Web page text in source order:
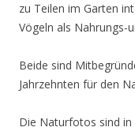
zu Teilen im Garten
Vögeln als Nahrungs-
Beide sind
Jahrzehnten für den
Die Naturfotos sind in